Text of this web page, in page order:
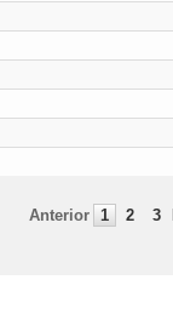
Anterior 1 2 3